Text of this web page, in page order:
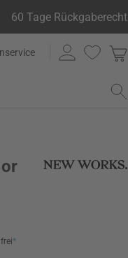
60 Tage Rückgaberecht
*